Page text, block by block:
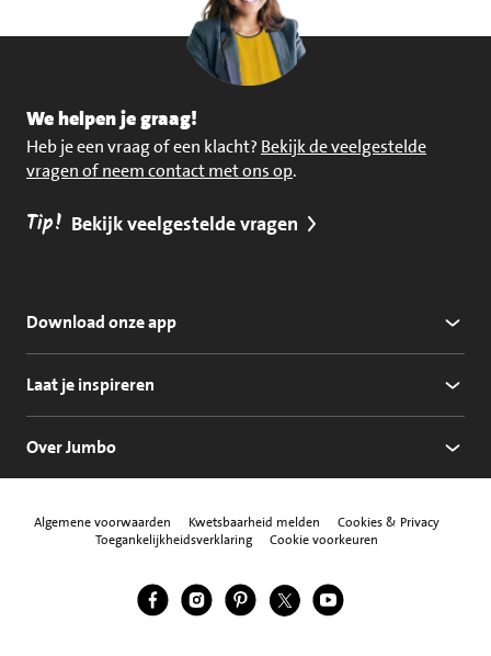
We helpen je graag!
Heb je een vraag of een klacht? Bekijk de veelgestelde
vragen of neem contact met ons op.
Tip! Bekijk veelgestelde vragen
Download onze app
Laat je inspireren
Over Jumbo
Algemene voorwaarden Kwetsbaarheid melden
Cookies & Privacy
Toegankelijkheidsverklaring
Cookie voorkeuren
Volg ons
Jumbo Facebook
Jumbo Instagram
Jumbo Pinterest
Jumbo Twitter
Jumbo YouTube